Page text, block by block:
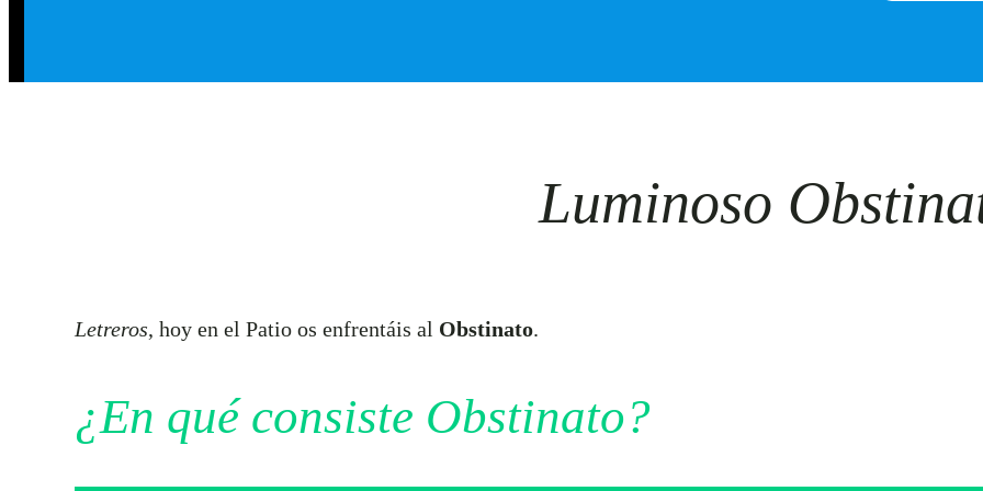
Luminoso
Letreros, hoy en el Patio os enfrentáis al Obstinato.
¿En qué consiste Obstinato?